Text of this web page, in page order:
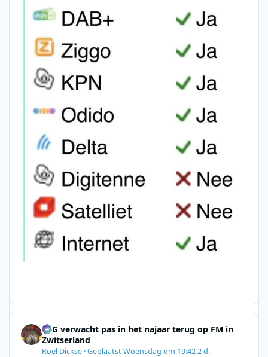
SRG verwacht pas in het najaar terug op FM in
Zwitserland
Roel Dickse ·GeplaatstWoensdag om 19:422 d.